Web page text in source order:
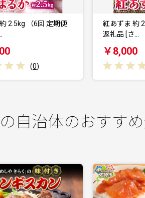
約 2.5kg （茨城県共通
…
(
紅あずま
）（茨城…
￥20,000
自治体のおすす